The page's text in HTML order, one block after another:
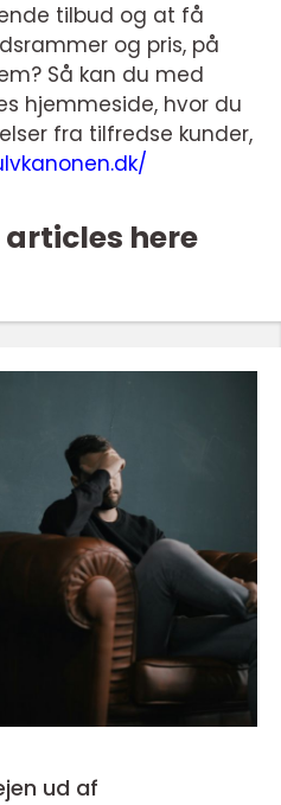
tilbud og at få
og pris, på
Så kan du med
hjemmeside, hvor du
fra tilfredse kunder,
articles here
ud af